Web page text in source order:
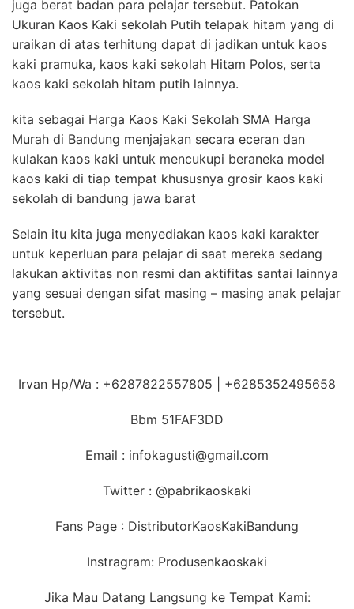
juga berat badan para pelajar tersebut. Patokan
Ukuran Kaos Kaki sekolah Putih telapak hitam yang di
uraikan di atas terhitung dapat di jadikan untuk kaos
kaki pramuka, kaos kaki sekolah Hitam Polos, serta
kaos kaki sekolah hitam putih lainnya.
kita sebagai Harga Kaos Kaki Sekolah SMA Harga
Murah di Bandung menjajakan secara eceran dan
kulakan kaos kaki untuk mencukupi beraneka model
kaos kaki di tiap tempat khususnya grosir kaos kaki
sekolah di bandung jawa barat
Selain itu kita juga menyediakan kaos kaki karakter
untuk keperluan para pelajar di saat mereka sedang
lakukan aktivitas non resmi dan aktifitas santai lainnya
yang sesuai dengan sifat masing – masing anak pelajar
tersebut.
Irvan Hp/Wa : +6287822557805 | +6285352495658
Bbm 51FAF3DD
Email : infokagusti@gmail.com
Twitter : @pabrikaoskaki
Fans Page : DistributorKaosKakiBandung
Instragram: Produsenkaoskaki
Jika Mau Datang Langsung ke Tempat Kami: